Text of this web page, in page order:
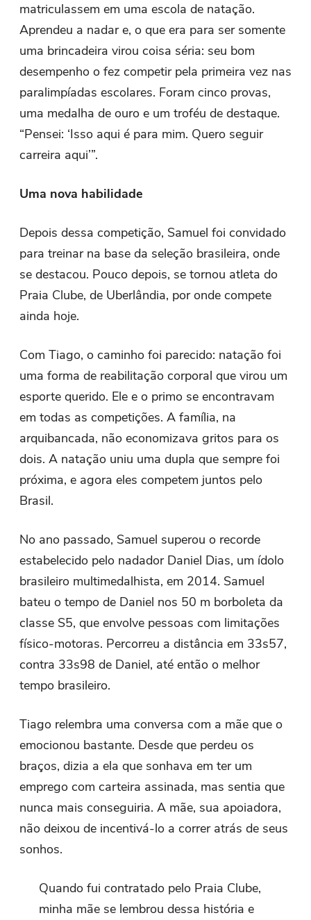
matriculassem em uma escola de natação.
Aprendeu a nadar e, o que era para ser somente
uma brincadeira virou coisa séria: seu bom
desempenho o fez competir pela primeira vez nas
paralimpíadas escolares. Foram cinco provas,
uma medalha de ouro e um troféu de destaque.
“Pensei: ‘Isso aqui é para mim. Quero seguir
carreira aqui’”.
Uma nova habilidade
Depois dessa competição, Samuel foi convidado
para treinar na base da seleção brasileira, onde
se destacou. Pouco depois, se tornou atleta do
Praia Clube, de Uberlândia, por onde compete
ainda hoje.
Com Tiago, o caminho foi parecido: natação foi
uma forma de reabilitação corporal que virou um
esporte querido. Ele e o primo se encontravam
em todas as competições. A família, na
arquibancada, não economizava gritos para os
dois. A natação uniu uma dupla que sempre foi
próxima, e agora eles competem juntos pelo
Brasil.
No ano passado, Samuel superou o recorde
estabelecido pelo nadador Daniel Dias, um ídolo
brasileiro multimedalhista, em 2014. Samuel
bateu o tempo de Daniel nos 50 m borboleta da
classe S5, que envolve pessoas com limitações
físico-motoras. Percorreu a distância em 33s57,
contra 33s98 de Daniel, até então o melhor
tempo brasileiro.
Tiago relembra uma conversa com a mãe que o
emocionou bastante. Desde que perdeu os
braços, dizia a ela que sonhava em ter um
emprego com carteira assinada, mas sentia que
nunca mais conseguiria. A mãe, sua apoiadora,
não deixou de incentivá-lo a correr atrás de seus
sonhos.
Quando fui contratado pelo Praia Clube,
minha mãe se lembrou dessa história e